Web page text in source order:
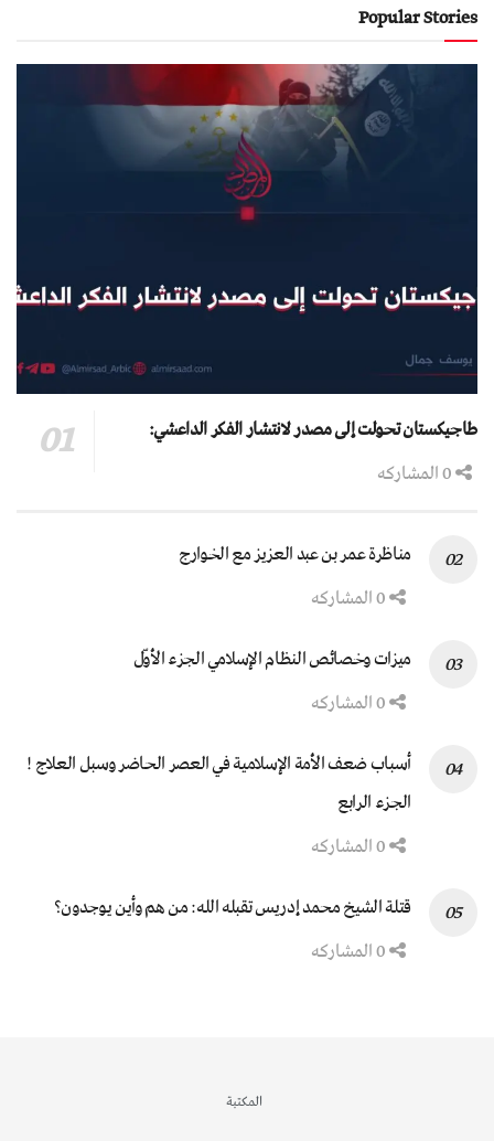
Popular Stories
طاجيكستان تحولت إلى مصدر لانتشار الفكر الداعشي:
مناظرة عمر بن عبد العزيز مع الخوارج
ميزات وخصائص النظام الإسلامي الجزء الأوّل
أسباب ضعف الأمة الإسلامية في العصر الحاضر وسبل العلاج !
الجزء الرابع
قتلة الشيخ محمد إدريس تقبله الله: من هم وأين يوجدون؟
المكتبة